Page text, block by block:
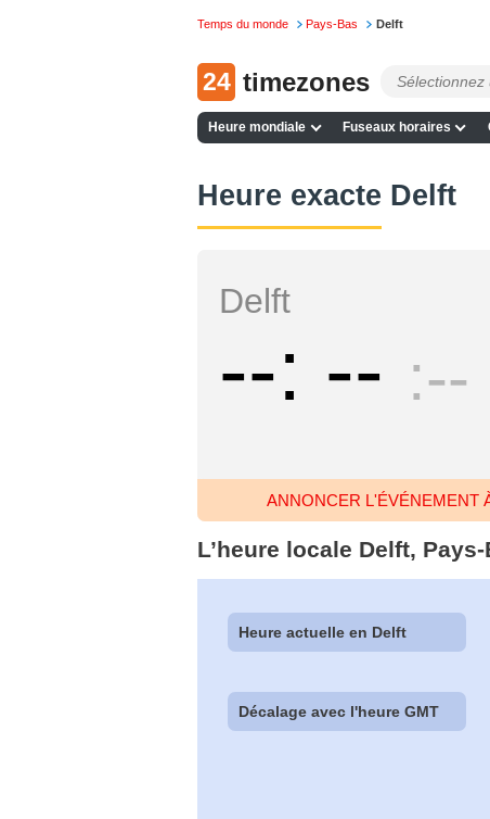
Temps du monde Pays-Bas Delft
24 timezones
Heure mondiale Fuseaux horaires
Heure exacte Delft
Delft
-- -- --
ANNONCER L'ÉVÉNEMENT
L’heure locale Delft,
Heure actuelle en Delft
Décalage avec l'heure GMT